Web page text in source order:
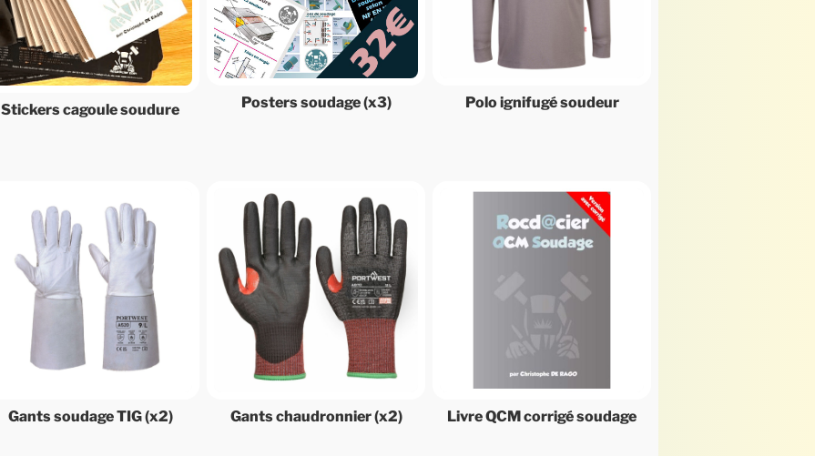
Stickers cagoule soudure Posters soudage (x3) Polo ignifugé soudeur
Gants soudage TIG (x2) Gants chaudronnier (x2) Livre QCM corrigé soudage